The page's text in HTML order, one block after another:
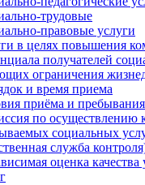
трудовые
правовые услуги
в целях повышения
получателей
ограничения
и время приема
приёма и
по осуществлению
социальных
служба
оценка качества